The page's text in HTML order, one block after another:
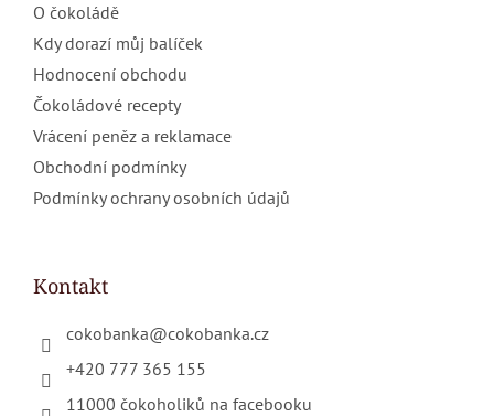
O čokoládě
Kdy dorazí můj balíček
Hodnocení obchodu
Čokoládové recepty
Vrácení peněz a reklamace
Obchodní podmínky
Podmínky ochrany osobních údajů
Kontakt
cokobanka@cokobanka.cz
+420 777 365 155
11000 čokoholiků na facebooku